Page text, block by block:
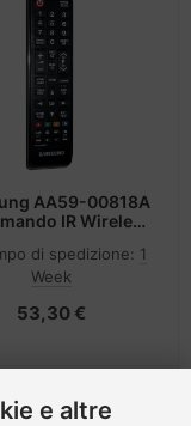
AA59-00818A
IR Wireless
di spedizione: 1
Week
53,30 €
e altre